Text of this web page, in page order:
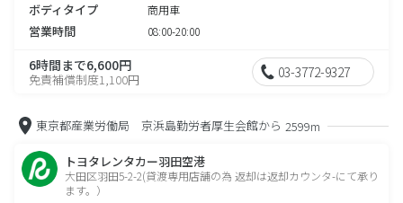
ボディタイプ 商用車
営業時間 08:00-20:00
6時間まで6,600円
免責補償制度1,100円 03-3772-9327
東京都産業労働局 京浜島勤労者厚生会館から 2599m
トヨタレンタカー羽田空港
大田区羽田5-2-2(貸渡専用店舗の為 返却は返却カウンタ-にて承り
ます。）